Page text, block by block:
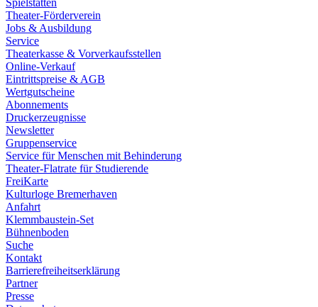
Spielstätten
Theater-Förderverein
Jobs & Ausbildung
Service
Theaterkasse & Vorverkaufsstellen
Online-Verkauf
Eintrittspreise & AGB
Wertgutscheine
Abonnements
Druckerzeugnisse
Newsletter
Gruppenservice
Service für Menschen mit Behinderung
Theater-Flatrate für Studierende
FreiKarte
Kulturloge Bremerhaven
Anfahrt
Klemmbaustein-Set
Bühnenboden
Suche
Kontakt
Barrierefreiheitserklärung
Partner
Presse